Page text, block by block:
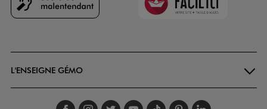
L'ENSEIGNE GÉMO